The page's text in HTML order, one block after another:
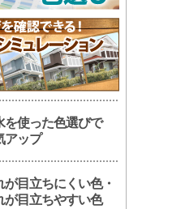
を使った色選びで
アップ
が目立ちにくい色・
が目立ちやすい色